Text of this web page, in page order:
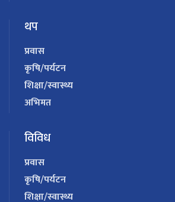
थप
प्रवास
कृषि/पर्यटन
शिक्षा/स्वास्थ्य
अभिमत
विविध
प्रवास
कृषि/पर्यटन
शिक्षा/स्वास्थ्य